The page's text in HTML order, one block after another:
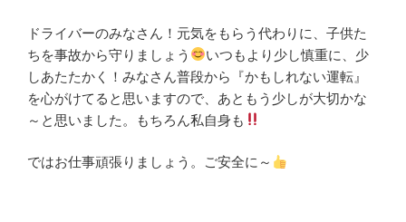
ドライバーのみなさん！元気をもらう代わりに、子供た
ちを事故から守りましょう
いつもより少し慎重に、少
しあたたかく！みなさん普段から『かもしれない運転』
を心がけてると思いますので、あともう少しが大切かな
～と思いました。もちろん私自身も
ではお仕事頑張りましょう。ご安全に～